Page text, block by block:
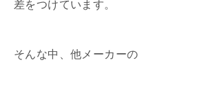
差をつけています。
そんな中、他メーカーの